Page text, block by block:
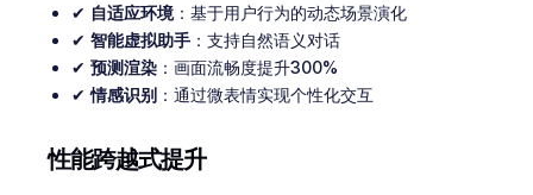
✔ 自适应环境：基于用户行为的动态场景演化
✔ 智能虚拟助手：支持自然语义对话
✔ 预测渲染：画面流畅度提升300%
✔情感识别：通过微表情实现个性化交互
性能跨越式提升